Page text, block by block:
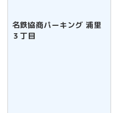
名鉄協商パーキング 浦里
３丁目